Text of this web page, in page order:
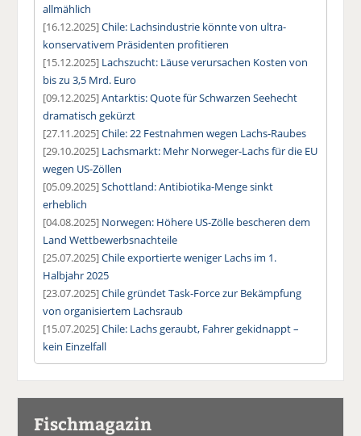
allmählich
[16.12.2025]Chile: Lachsindustrie könnte von ultra-
konservativem Präsidenten profitieren
[15.12.2025] Lachszucht: Läuse verursachen Kosten von
bis zu 3,5 Mrd. Euro
[09.12.2025]Antarktis: Quote für Schwarzen Seehecht
dramatisch gekürzt
[27.11.2025]Chile: 22 Festnahmen wegen Lachs-Raubes
[29.10.2025] Lachsmarkt: Mehr Norweger-Lachs für die EU
wegen US-Zöllen
[05.09.2025]Schottland: Antibiotika-Menge sinkt
erheblich
[04.08.2025] Norwegen: Höhere US-Zölle bescheren dem
Land Wettbewerbsnachteile
[25.07.2025]Chile exportierte weniger Lachs im 1.
Halbjahr 2025
[23.07.2025]Chile gründet Task-Force zur Bekämpfung
von organisiertem Lachsraub
[15.07.2025]Chile: Lachs geraubt, Fahrer gekidnappt –
kein Einzelfall
Fischmagazin